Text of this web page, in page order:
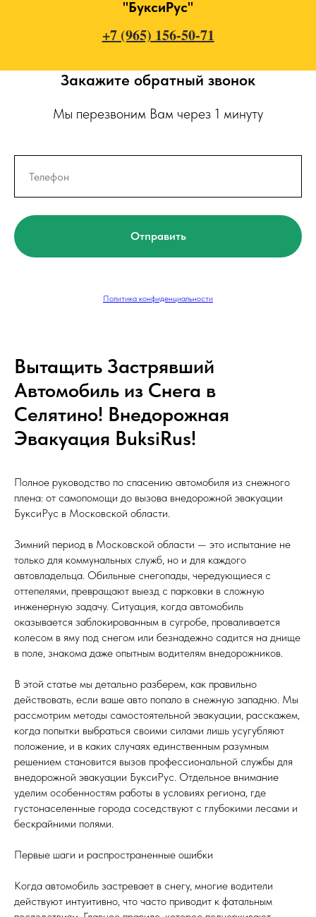
"БуксиРус"
+7 (965) 156-50-71
Закажите обратный звонок
Мы перезвоним Вам через 1 минуту
Отправить
Политика конфиденциальности
Вытащить Застрявший
Автомобиль из Снега в
Селятино! Внедорожная
Эвакуация BuksiRus!
Полное руководство по спасению автомобиля из снежного
плена: от самопомощи до вызова внедорожной эвакуации
БуксиРус в Московской области.
Зимний период в Московской области — это испытание не
только для коммунальных служб, но и для каждого
автовладельца. Обильные снегопады, чередующиеся с
оттепелями, превращают выезд с парковки в сложную
инженерную задачу. Ситуация, когда автомобиль
оказывается заблокированным в сугробе, проваливается
колесом в яму под снегом или безнадежно садится на днище
в поле, знакома даже опытным водителям внедорожников.
В этой статье мы детально разберем, как правильно
действовать, если ваше авто попало в снежную западню. Мы
рассмотрим методы самостоятельной эвакуации, расскажем,
когда попытки выбраться своими силами лишь усугубляют
положение, и в каких случаях единственным разумным
решением становится вызов профессиональной службы для
внедорожной эвакуации БуксиРус. Отдельное внимание
уделим особенностям работы в условиях региона, где
густонаселенные города соседствуют с глубокими лесами и
бескрайними полями.
Первые шаги и распространенные ошибки
Когда автомобиль застревает в снегу, многие водители
действуют интуитивно, что часто приводит к фатальным